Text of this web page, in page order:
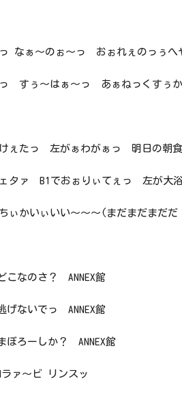
なぁ～のぉ～っ おぉれぇのっぅへ
すぅ～はぁ～っ あぁねっくすぅ
ぇたっ 左がぁわがぁっ 明日の朝食
タァ B1でおぉりぃてぇっ 左が大
ぃかいぃいい～～～(まだまだまだだ
こなのさ？ ANNEX館
げないでっ ANNEX館
ぼろーしか？ ANNEX館
ラァ～ビ リンスッ